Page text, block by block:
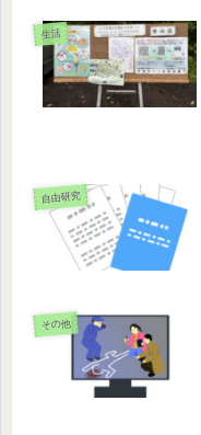
生活
自由研究
その他